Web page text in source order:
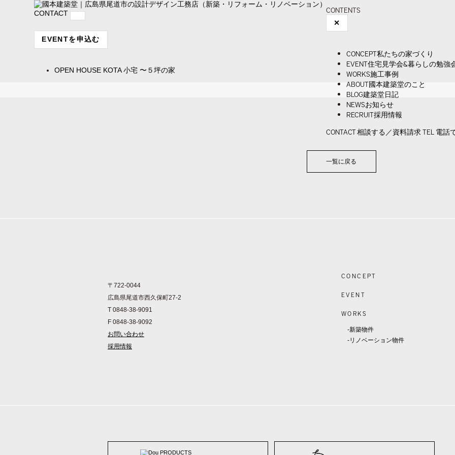
CONTENTS
✕
CONCEPT私たちの家づくり
EVENT住宅見学会&暮らしの勉強
WORKS施工事例
ABOUT國本建築堂のこと
BLOG建築堂日記
NEWSお知らせ
RECRUIT採用情報
CONTACT相談する／資料請求TEL 電話
CONTACT
EVENTを申込む
OPEN HOUSE KOTA 小宅 〜５坪の家
一覧に戻る
〒722-0044
広島県尾道市西久保町27-2
T 0848-38-9091
F 0848-38-9092
お問い合わせ
採用情報
CONCEPT
EVENT
WORKS
-新築物件
-リノベーション物件